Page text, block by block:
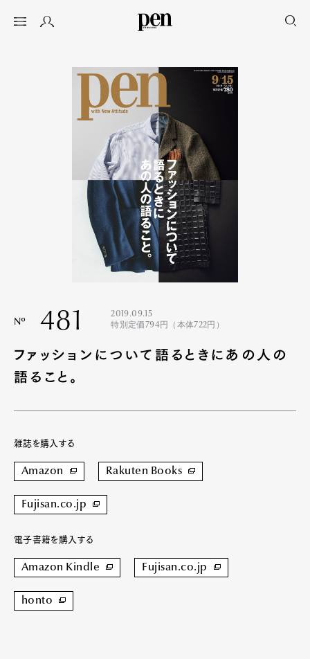
Nº 481
2019.09.15
特別定価794円（本体722円）
ファッションについて語るときにあの人の
語ること。
雑誌を購入する
Amazon Rakuten Books
Fujisan.co.jp
電子書籍を購入する
Amazon Kindle Fujisan.co.jp
honto